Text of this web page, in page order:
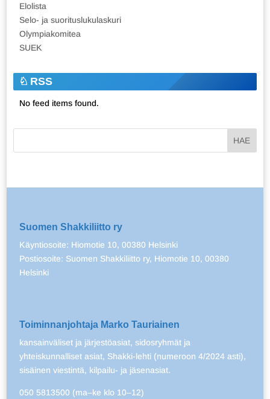
Elolista
Selo- ja suorituslukulaskuri
Olympiakomitea
SUEK
RSS
No feed items found.
Suomen Shakkiliitto ry
Käyntiosoite: Hiomotie 10, 00380 Helsinki
Postiosoite: Suomen Shakkiliitto ry, Hiomotie 10, 00380
Helsinki
Toiminnanjohtaja Marko Tauriainen
kansainväliset ja järjestöasiat, sidosryhmät ja
yhteiskunnalliset asiat, Shakki-lehti (numeroon 4/2024 asti),
sisäinen viestintä, kilpailu- ja jäsenasiat.
050 5813500 (ma–ke klo 10–12)